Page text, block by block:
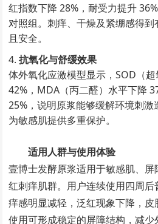
红指数下降 28%，耐受力提升
对照组。刺痒、干燥及紧绷感得
且安全。
抗氧化与舒缓效果
体外氧化应激模型显示，SOD（
42%，MDA（丙二醛）水平下降
25%，说明原浆能够缓解环境刺激
为敏感肌提供多重保护。
适用人群与使用体验
壹博士发酵原浆适用于敏感肌、
红刺痒肌群。用户连续使用四周
痒感明显减轻，泛红现象下降，
使用可形成稳定的屏障结构，减